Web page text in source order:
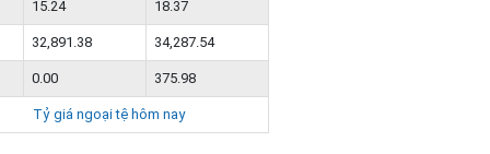
15.24 18.37
32,891.38 34,287.54
0.00 375.98
Tỷ giá ngoại tệ hôm nay